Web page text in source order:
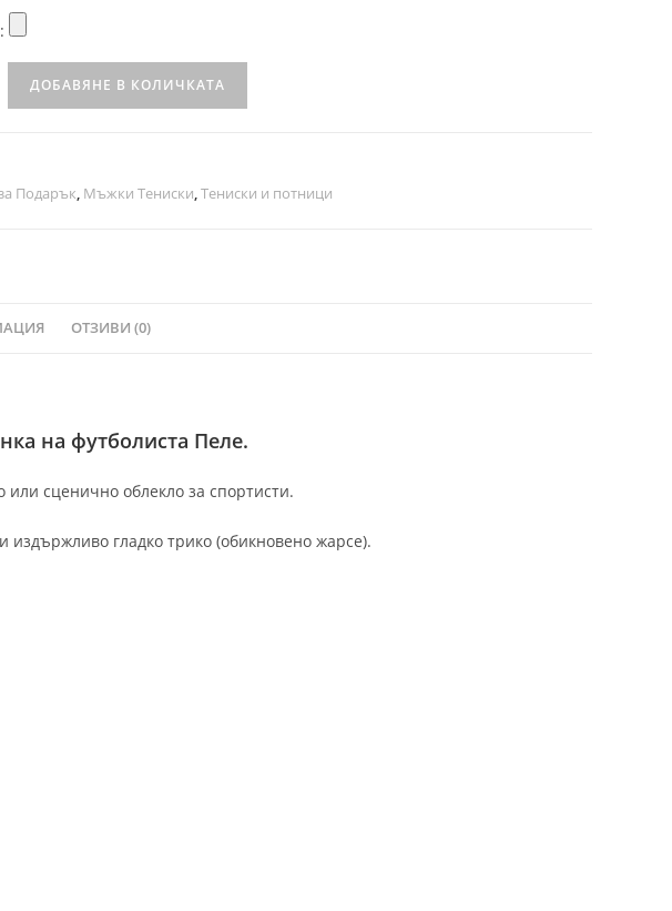
ДОБАВЯНЕ В КОЛИЧКАТА
Подарък, Мъжки Тениски,Тениски и потници
ОТЗИВИ (0)
на футболиста Пеле.
сценично облекло за спортисти.
гладко трико (обикновено жарсе).